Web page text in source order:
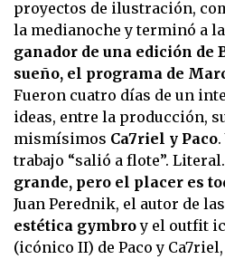
proyectos de ilustración,
la medianoche y terminó a
ganador de una edición de
sueño, el programa de
Fueron cuatro días de un
ideas, entre la producción,
mismísimos Ca7riel y Paco
trabajo “salió a flote”. Literal.
grande, pero el placer es
Juan Perednik, el autor de
estética gymbroy el outfit
(icónico II) de Paco y